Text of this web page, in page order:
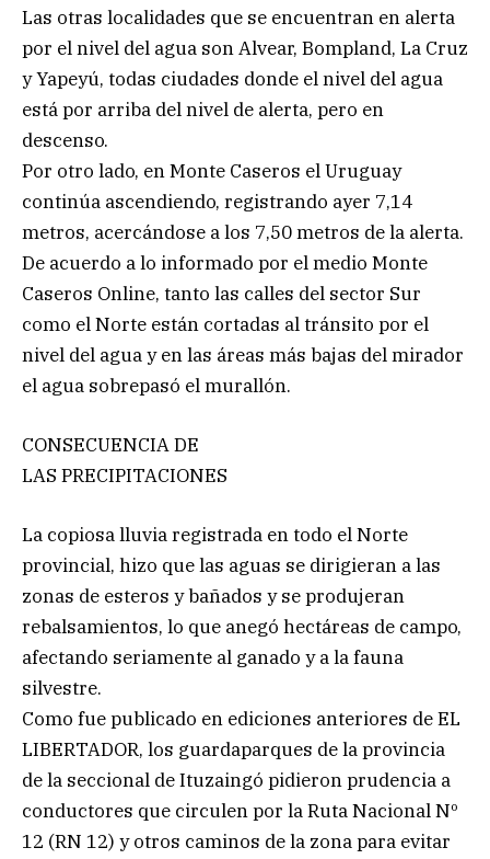
Las otras localidades que se encuentran en alerta
por el nivel del agua son Alvear, Bompland, La Cruz
y Yapeyú, todas ciudades donde el nivel del agua
está por arriba del nivel de alerta, pero en
descenso.
Por otro lado, en Monte Caseros el Uruguay
continúa ascendiendo, registrando ayer 7,14
metros, acercándose a los 7,50 metros de la alerta.
De acuerdo a lo informado por el medio Monte
Caseros Online, tanto las calles del sector Sur
como el Norte están cortadas al tránsito por el
nivel del agua y en las áreas más bajas del mirador
el agua sobrepasó el murallón.
CONSECUENCIA DE
LAS PRECIPITACIONES
La copiosa lluvia registrada en todo el Norte
provincial, hizo que las aguas se dirigieran a las
zonas de esteros y bañados y se produjeran
rebalsamientos, lo que anegó hectáreas de campo,
afectando seriamente al ganado y a la fauna
silvestre.
Como fue publicado en ediciones anteriores de EL
LIBERTADOR, los guardaparques de la provincia
de la seccional de Ituzaingó pidieron prudencia a
conductores que circulen por la Ruta Nacional Nº
12 (RN 12) y otros caminos de la zona para evitar